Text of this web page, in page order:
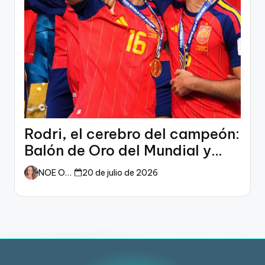
Rodri, el cerebro del campeón:
Balón de Oro del Mundial y
dueño del fútbol
NOE ORTIZ 20 de julio de 2026